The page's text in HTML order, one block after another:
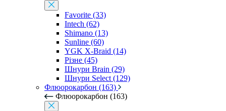
Favorite (33)
Intech (62)
Shimano (13)
Sunline (60)
YGK X-Braid (14)
Різне (45)
Шнури Brain (29)
Шнури Select (129)
Флюорокарбон (163)
Флюорокарбон (163)